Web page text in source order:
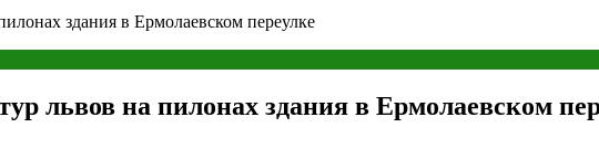
здания в Ермолаевском переулке
львов на пилонах здания в Ермолаевском